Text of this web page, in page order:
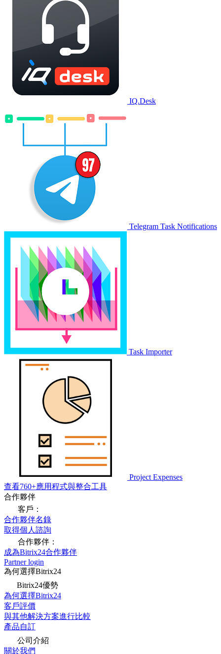
IQ.Desk
Telegram Task Notifications
Task Importer
Project Expenses
查看760+應用程式與整合工具
合作夥伴
客戶：
合作夥伴名錄
取得個人諮詢
合作夥伴：
成為Bitrix24合作夥伴
Partner login
為何選擇Bitrix24
Bitrix24優勢
為何選擇Bitrix24
客戶評價
與其他解決方案進行比較
產品自訂
公司介紹
關於我們